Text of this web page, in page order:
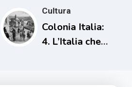
Cultura
Colonia Italia:
4. L’Italia che